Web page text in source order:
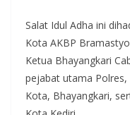
Salat Idul Adha ini
Kota AKBP
Ketua Bhayangkari
pejabat utama Polres,
Kota, Bhayangkari,